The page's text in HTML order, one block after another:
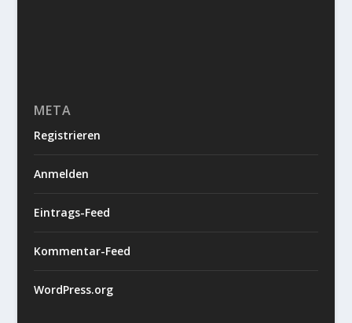
META
Registrieren
Anmelden
Eintrags-Feed
Kommentar-Feed
WordPress.org